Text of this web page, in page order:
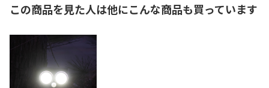
この商品を見た人は他にこんな商品も買っています